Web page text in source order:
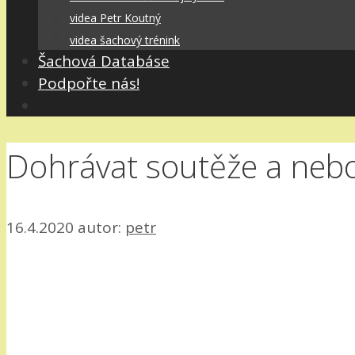
videa Petr Koutný
videa šachový trénink
Šachová Databáse
Podpořte nás!
Dohrávat soutěže a
16.4.2020 autor: petr